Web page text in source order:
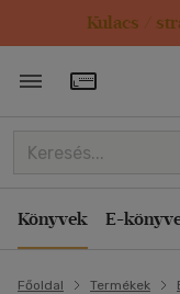
Kulacs /
Könyvek E-
Főoldal Termékek